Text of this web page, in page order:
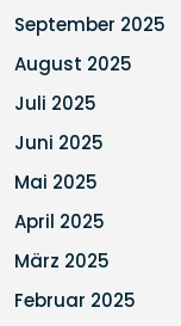
September 2025
August 2025
Juli 2025
Juni 2025
Mai 2025
April 2025
März 2025
Februar 2025